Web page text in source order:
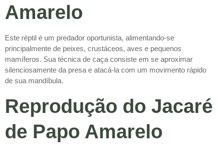
Amarelo
Este réptil é um predador oportunista, alimentando-se
principalmente de peixes, crustáceos, aves e pequenos
mamíferos. Sua técnica de caça consiste em se aproximar
silenciosamente da presa e atacá-la com um movimento rápido
de sua mandíbula.
Reprodução do Jacaré
de Papo Amarelo